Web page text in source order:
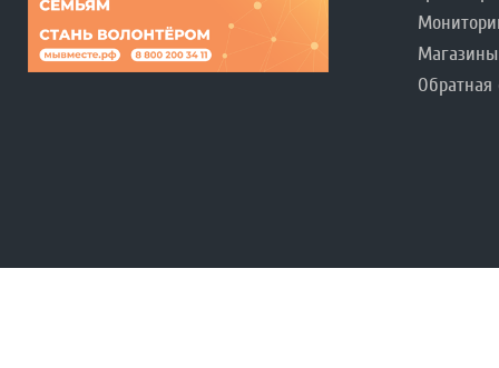
Магазины
Обратная